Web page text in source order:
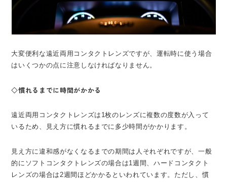
大変便利な遠近両用コンタクトレンズですが、運転時に使う場合
はいくつかの点に注意しなければなりません。
◇慣れるまでに時間がかかる
遠近両用コンタクトレンズは1枚のレンズに複数の度数が入って
いるため、見え方に慣れるまでに多少時間がかかります。
見え方に違和感がなくなるまでの期間は人それぞれですが、一般
的にソフトコンタクトレンズの場合は1週間、ハードコンタクト
レンズの場合は2週間ほどかかるといわれています。ただし、慣